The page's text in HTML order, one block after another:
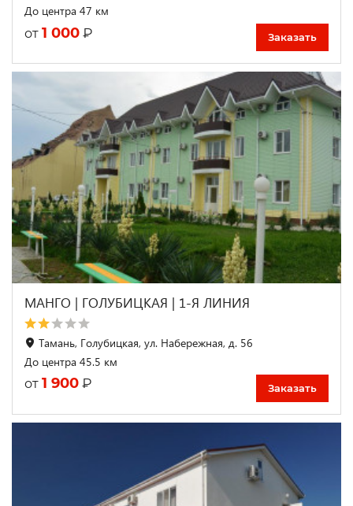
До центра 47 км
от 1 000 ₽ Заказать
МАНГО | ГОЛУБИЦКАЯ | 1-Я ЛИНИЯ
Тамань, Голубицкая, ул. Набережная, д. 56
До центра 45.5 км
от 1 900 ₽ Заказать